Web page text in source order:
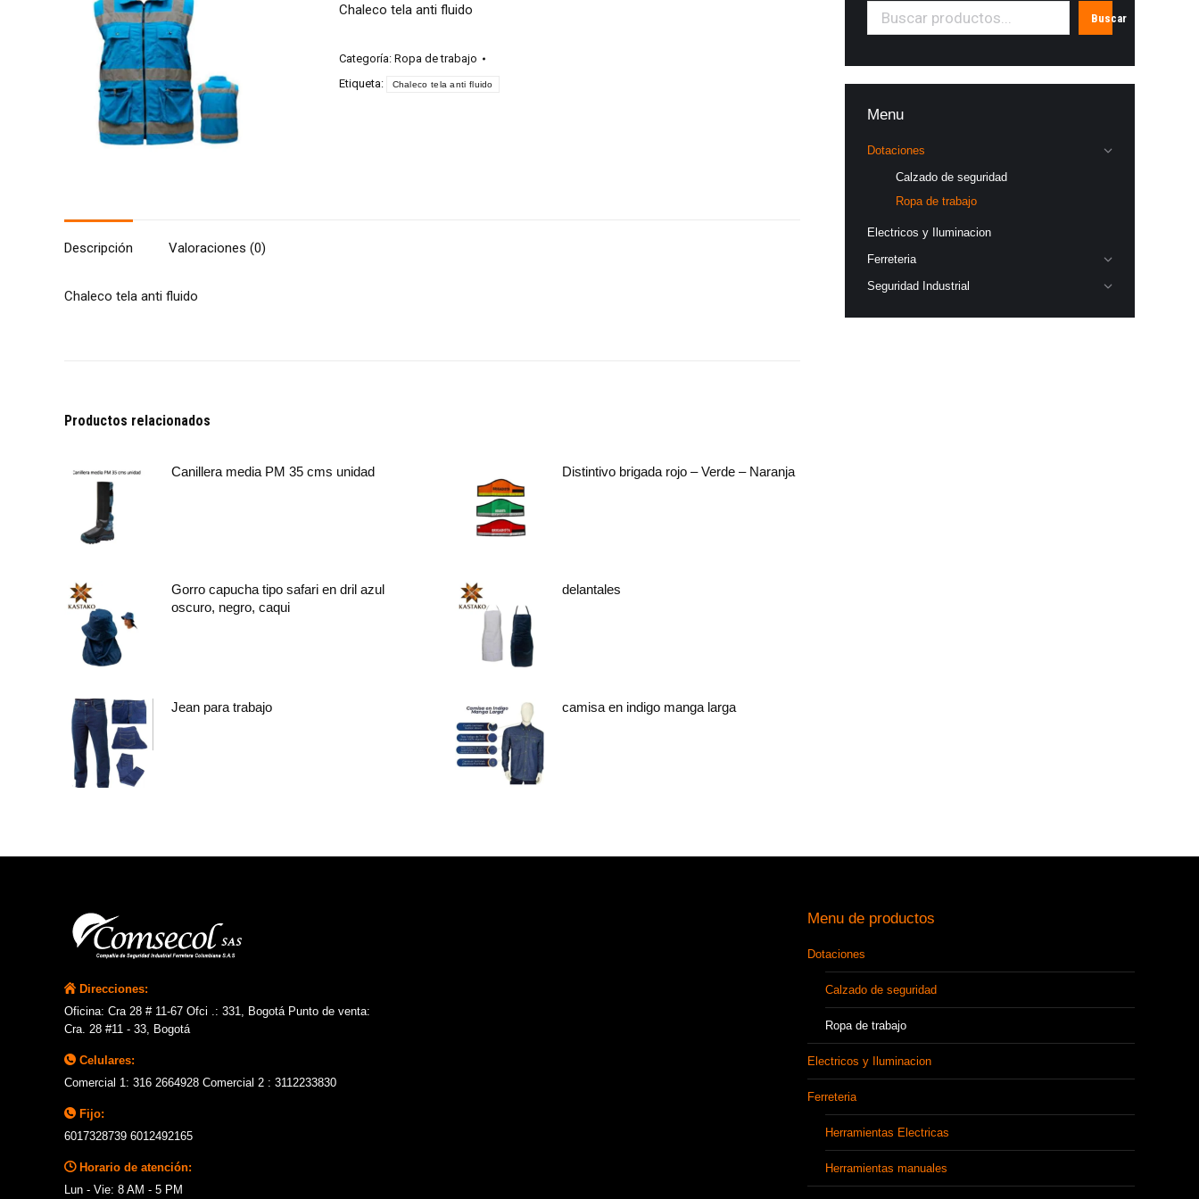
Chaleco tela anti fluido
Categoría: Ropa de trabajo
Etiqueta:
Chaleco tela anti fluido
Descripción Valoraciones (0)
Chaleco tela anti fluido
Productos relacionados
Canillera media PM 35 cms unidad Distintivo brigada rojo – Verde – Naranja
Gorro capucha tipo safari en dril azul
oscuro, negro, caqui
delantales
Jean para trabajo camisa en indigo manga larga
Buscar
Menu
Dotaciones
Calzado de seguridad
Ropa de trabajo
Electricos y Iluminacion
Ferreteria
Seguridad Industrial
Direcciones:
Oficina: Cra 28 # 11-67 Ofci .: 331, Bogotá Punto de venta:
Cra. 28 #11 - 33, Bogotá
Celulares:
Comercial 1: 316 2664928 Comercial 2 : 3112233830
Fijo:
6017328739 6012492165
Horario de atención:
Lun - Vie: 8 AM - 5 PM
Menu de productos
Dotaciones
Calzado de seguridad
Ropa de trabajo
Electricos y Iluminacion
Ferreteria
Herramientas Electricas
Herramientas manuales